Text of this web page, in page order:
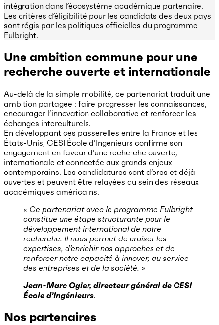
intégration dans l’écosystème académique partenaire.
Les critères d’éligibilité pour les candidats des deux pays
sont régis par les politiques officielles du programme
Fulbright.
Une ambition commune pour une
recherche ouverte et internationale
Au-delà de la simple mobilité, ce partenariat traduit une
ambition partagée : faire progresser les connaissances,
encourager l’innovation collaborative et renforcer les
échanges interculturels.
En développant ces passerelles entre la France et les
États-Unis, CESI École d’Ingénieurs confirme son
engagement en faveur d’une recherche ouverte,
internationale et connectée aux grands enjeux
contemporains. Les candidatures sont d’ores et déjà
ouvertes et peuvent être relayées au sein des réseaux
académiques américains.
« Ce partenariat avec le programme Fulbright
constitue une étape structurante pour le
développement international de notre
recherche. Il nous permet de croiser les
expertises, d’enrichir nos approches et de
renforcer notre capacité à innover, au service
des entreprises et de la société. »
Jean-Marc Ogier, directeur général de CESI
École d’Ingénieurs.
Nos partenaires